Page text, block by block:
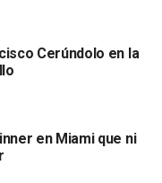
Cerúndolo en la
en Miami que ni